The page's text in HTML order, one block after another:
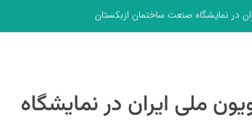
در نمایشگاه صنعت ساختمان ازبکستان
ملی ایران در نمایشگاه